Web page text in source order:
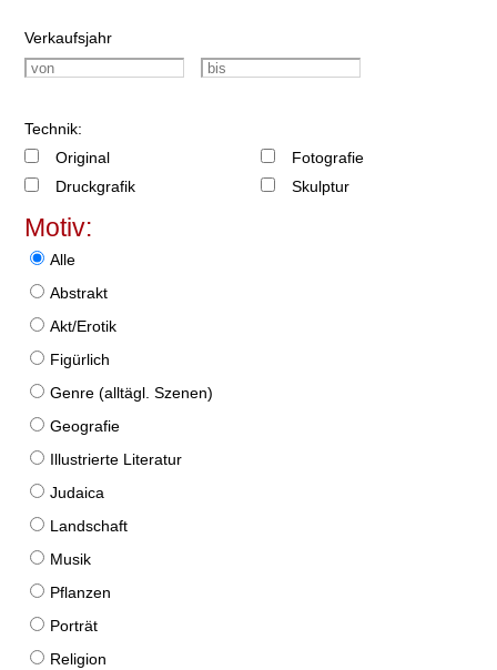
Verkaufsjahr
Technik:
Original
Druckgrafik
Fotografie
Skulptur
Motiv:
Alle
Abstrakt
Akt/Erotik
Figürlich
Genre (alltägl. Szenen)
Geografie
Illustrierte Literatur
Judaica
Landschaft
Musik
Pflanzen
Porträt
Religion